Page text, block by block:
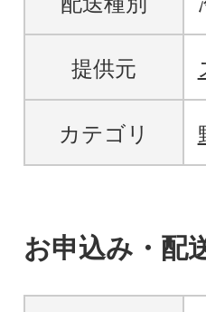
提供元
カテゴリ
お申込み・配